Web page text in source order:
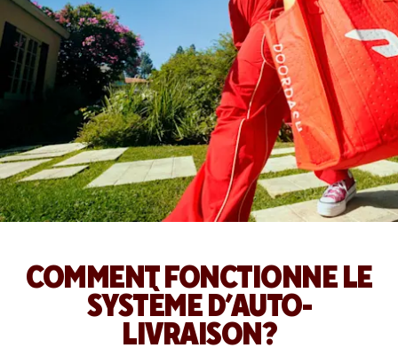
COMMENT FONCTIONNE LE
SYSTÈME D’AUTO-
LIVRAISON?